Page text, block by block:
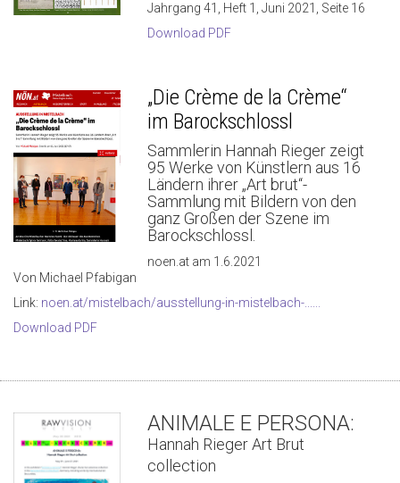
Jahrgang 41, Heft 1, Juni 2021, Seite 16
Download PDF
„Die Crème de la Crème“
im Barockschlossl
Sammlerin Hannah Rieger zeigt
95 Werke von Künstlern aus 16
Ländern ihrer „Art brut“-
Sammlung mit Bildern von den
ganz Großen der Szene im
Barockschlossl.
noen.at am 1.6.2021
Von Michael Pfabigan
Link: noen.at/mistelbach/ausstellung-in-mistelbach-......
Download PDF
ANIMALE E PERSONA:
Hannah Rieger Art Brut
collection